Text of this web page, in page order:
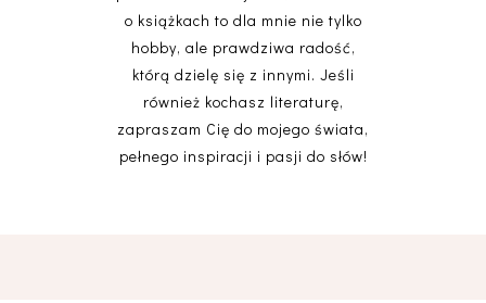
o książkach to dla mnie nie tylko
hobby, ale prawdziwa radość,
którą dzielę się z innymi. Jeśli
również kochasz literaturę,
zapraszam Cię do mojego świata,
pełnego inspiracji i pasji do słów!